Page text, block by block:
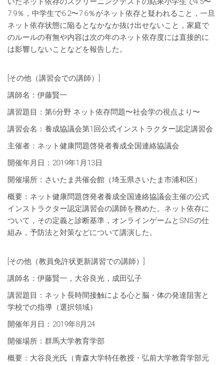
7.9％，中学生で6.2〜7.6％がネット依存と疑われること，一旦
ネット依存状態に陥るとなかなか抜け出せないこと，家庭で
のルールの有無や内容は次の年のネット依存度には直接的に
は影響しないことなどを報告した。
[その他（講習会での講師）]
講師名：伊藤賢一
講習題目：第6分野 ネット依存問題〜社会学の視点より〜
講習会名：養成協議会第1回公式インストラクター認定講習会
主催者：ネット健康問題啓発者養成全国連絡協議会
開催年月日：2019年1月13日
開催場所：さいたま共催会館（埼玉県さいたま市浦和区）
概要：ネット健康問題啓発者養成全国連絡協議会主催の公式
インストラクター認定講習会の講師を務めた。ネット依存に
ついて，その定義と診断基準，オンラインゲームとSNSの仕
組み，予防法と対策などについて講演した。
[その他（教員免許状更新講習での講師）]
講師名：伊藤賢一，大谷良光，成田弘子
講習題目：ネット長時間接触による心と脳・体の発達阻害と
学校での指導（選択領域）
開催年月日：2019年8月24
開催場所：群馬大学教育学部
概要：大谷良光氏（青森大学特任教授・弘前大学教育学部元